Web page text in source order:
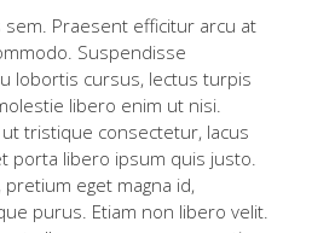
Praesent efficitur arcu at
Suspendisse
lobortis cursus, lectus turpis
libero enim ut nisi.
ut tristique consectetur, lacus
porta libero ipsum quis justo.
eget magna id,
purus. Etiam non libero velit.